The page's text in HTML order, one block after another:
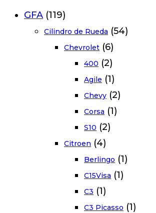
GFA (119)
Cilindro de Rueda (54)
Chevrolet (6)
400 (2)
Agile (1)
Chevy (2)
Corsa (1)
S10 (2)
Citroen (4)
Berlingo (1)
C15Visa (1)
C3 (1)
C3 Picasso (1)